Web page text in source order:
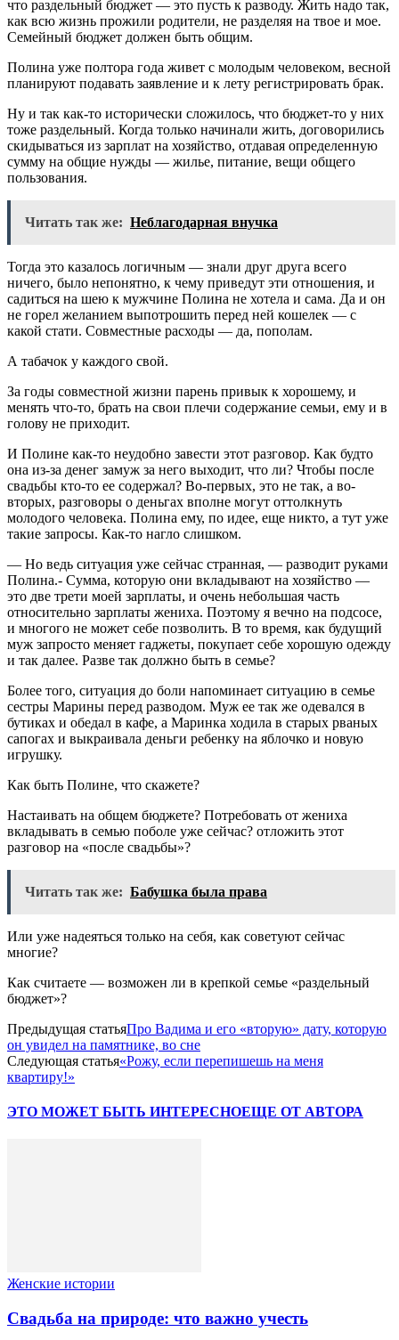
что раздельный бюджет — это пусть к разводу. Жить надо так,
как всю жизнь прожили родители, не разделяя на твое и мое.
Семейный бюджет должен быть общим.
Полина уже полтора года живет с молодым человеком, весной
планируют подавать заявление и к лету регистрировать брак.
Ну и так как-то исторически сложилось, что бюджет-то у них
тоже раздельный. Когда только начинали жить, договорились
скидываться из зарплат на хозяйство, отдавая определенную
сумму на общие нужды — жилье, питание, вещи общего
пользования.
Читать так же: Неблагодарная внучка
Тогда это казалось логичным — знали друг друга всего
ничего, было непонятно, к чему приведут эти отношения, и
садиться на шею к мужчине Полина не хотела и сама. Да и он
не горел желанием выпотрошить перед ней кошелек — с
какой стати. Совместные расходы — да, пополам.
А табачок у каждого свой.
За годы совместной жизни парень привык к хорошему, и
менять что-то, брать на свои плечи содержание семьи, ему и в
голову не приходит.
И Полине как-то неудобно завести этот разговор. Как будто
она из-за денег замуж за него выходит, что ли? Чтобы после
свадьбы кто-то ее содержал? Во-первых, это не так, а во-
вторых, разговоры о деньгах вполне могут оттолкнуть
молодого человека. Полина ему, по идее, еще никто, а тут уже
такие запросы. Как-то нагло слишком.
— Но ведь ситуация уже сейчас странная, — разводит руками
Полина.- Сумма, которую они вкладывают на хозяйство —
это две трети моей зарплаты, и очень небольшая часть
относительно зарплаты жениха. Поэтому я вечно на подсосе,
и многого не может себе позволить. В то время, как будущий
муж запросто меняет гаджеты, покупает себе хорошую одежду
и так далее. Разве так должно быть в семье?
Более того, ситуация до боли напоминает ситуацию в семье
сестры Марины перед разводом. Муж ее так же одевался в
бутиках и обедал в кафе, а Маринка ходила в старых рваных
сапогах и выкраивала деньги ребенку на яблочко и новую
игрушку.
Как быть Полине, что скажете?
Настаивать на общем бюджете? Потребовать от жениха
вкладывать в семью поболе уже сейчас? отложить этот
разговор на «после свадьбы»?
Читать так же: Бабушка была права
Или уже надеяться только на себя, как советуют сейчас
многие?
Как считаете — возможен ли в крепкой семье «раздельный
бюджет»?
Предыдущая статьяПро Вадима и его «вторую» дату, которую
он увидел на памятнике, во сне
Следующая статья«Рожу, если перепишешь на меня
квартиру!»
ЭТО МОЖЕТ БЫТЬ ИНТЕРЕСНОЕЩЕ ОТ АВТОРА
Женские истории
Свадьба на природе: что важно учесть